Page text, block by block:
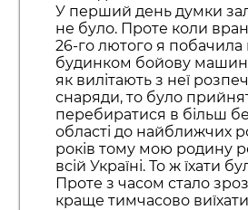
У перший день думки
не було. Проте коли
26-го лютого я побачила
будинком бойову
як вилітають з неї
снаряди, то було
перебиратися в більш
області до найближчих
років тому мою родину
всій Україні. То ж їхати
Проте з часом стало
краще тимчасово